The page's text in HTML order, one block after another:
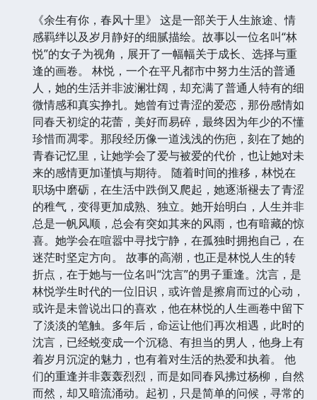
《余生有你，春风十里》 这是一部关于人生旅途、情
感羁绊以及岁月静好的细腻描绘。故事以一位名叫“林
悦”的女子为视角，展开了一幅幅关于成长、选择与重
逢的画卷。 林悦，一个在平凡都市中努力生活的普通
人，她的生活并非波澜壮阔，却充满了普通人特有的细
微情感和真实挣扎。她曾有过青涩的爱恋，那份感情如
同春天初绽的花蕾，美好而易碎，最终因为年少的不懂
珍惜而凋零。那段经历像一道浅浅的伤疤，刻在了她的
青春记忆里，让她学会了爱与被爱的代价，也让她对未
来的感情更加谨慎与期待。 随着时间的推移，林悦在
职场中磨砺，在生活中跌倒又爬起，她逐渐褪去了青涩
的稚气，变得更加成熟、独立。她开始明白，人生并非
总是一帆风顺，总会有突如其来的风雨，也有暗藏的惊
喜。她学会在喧嚣中寻找宁静，在孤独时拥抱自己，在
迷茫时坚定方向。 故事的高潮，也正是林悦人生的转
折点，在于她与一位名叫“沈言”的男子重逢。沈言，是
林悦学生时代的一位旧识，或许曾是擦肩而过的心动，
或许是未曾说出口的喜欢，他在林悦的人生画卷中留下
了淡淡的笔触。多年后，命运让他们再次相遇，此时的
沈言，已经蜕变成一个沉稳、有担当的男人，他身上有
着岁月沉淀的魅力，也有着对生活的热爱和执着。 他
们的重逢并非轰轰烈烈，而是如同春风拂过杨柳，自然
而然，却又暗流涌动。起初，只是简单的问候，寻常的